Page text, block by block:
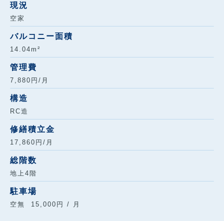
現況
空家
バルコニー面積
14.04m²
管理費
7,880円/月
構造
RC造
修繕積立金
17,860円/月
総階数
地上4階
駐車場
空無 15,000円 / 月